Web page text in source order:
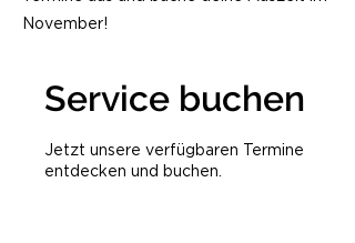
November!
Service buchen
Jetzt unsere verfügbaren Termine
entdecken und buchen.